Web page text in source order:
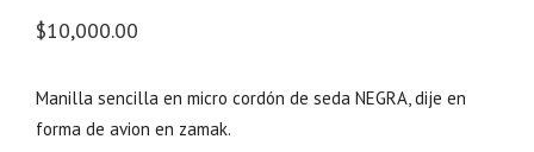
$10,000.00
Manilla sencilla en micro cordón de seda NEGRA, dije en
forma de avion en zamak.